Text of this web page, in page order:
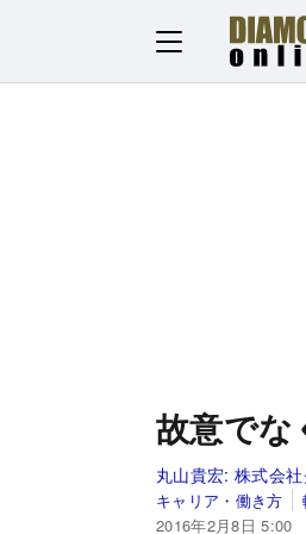
故意でな
丸山貴宏: 株式会
キャリア・働き方
2016年2月8日 5:00